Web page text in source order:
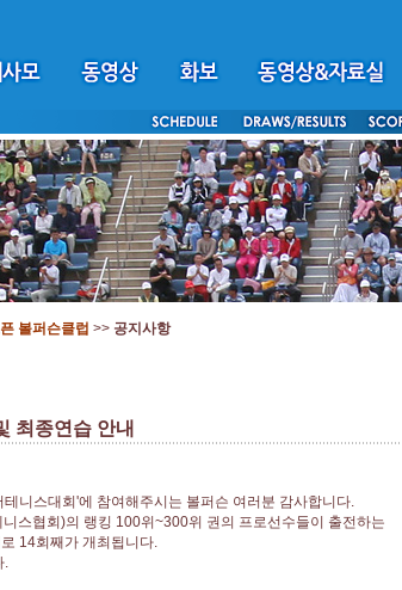
볼퍼슨클럽 >> 공지사항
최종연습 안내
니스대회'에 참여해주시는 볼퍼슨 여러분 감사합니다.
스협회)의 랭킹 100위~300위 권의 프로선수들이 출전하는
14회째가 개최됩니다.
.